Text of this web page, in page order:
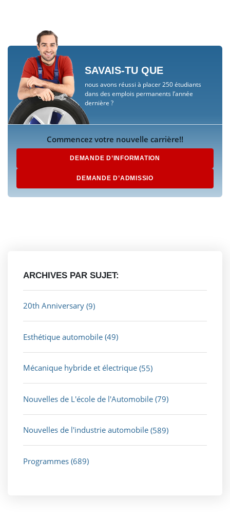
SAVAIS-TU QUE
nous avons réussi à placer 250 étudiants
dans des emplois permanents l’année
dernière ?
Commencez votre nouvelle carrière!!
DEMANDE D’INFORMATION
DEMANDE D’ADMISSIO
ARCHIVES PAR SUJET:
20th Anniversary (9)
Esthétique automobile (49)
Mécanique hybride et électrique (55)
Nouvelles de L'école de l'Automobile (79)
Nouvelles de l'industrie automobile (589)
Programmes (689)